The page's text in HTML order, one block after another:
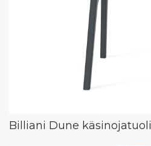
Billiani Dune käsinojatuoli